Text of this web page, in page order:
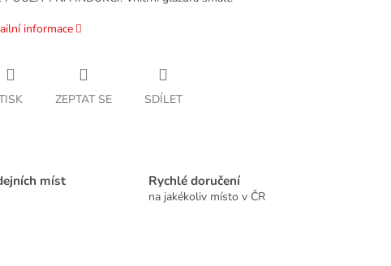
informace
ZEPTAT SE SDÍLET
míst Rychlé doručení
na jakékoliv místo v ČR